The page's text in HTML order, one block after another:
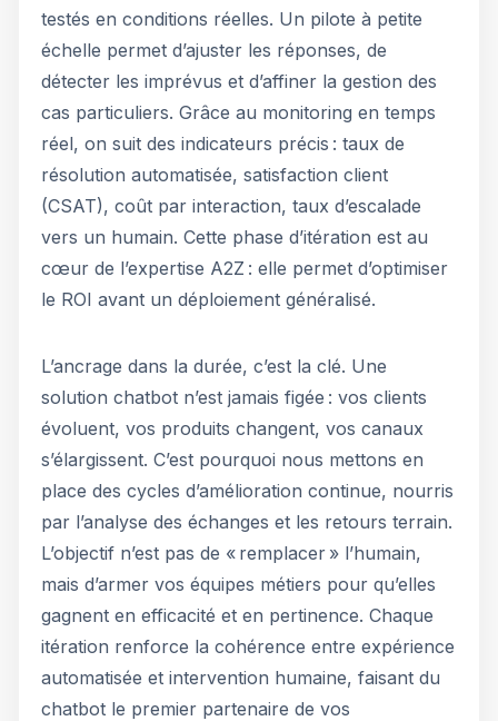
testés en conditions réelles. Un pilote à petite
échelle permet d’ajuster les réponses, de
détecter les imprévus et d’affiner la gestion des
cas particuliers. Grâce au monitoring en temps
réel, on suit des indicateurs précis : taux de
résolution automatisée, satisfaction client
(CSAT), coût par interaction, taux d’escalade
vers un humain. Cette phase d’itération est au
cœur de l’expertise A2Z : elle permet d’optimiser
le ROI avant un déploiement généralisé.
L’ancrage dans la durée, c’est la clé. Une
solution chatbot n’est jamais figée : vos clients
évoluent, vos produits changent, vos canaux
s’élargissent. C’est pourquoi nous mettons en
place des cycles d’amélioration continue, nourris
par l’analyse des échanges et les retours terrain.
L’objectif n’est pas de « remplacer » l’humain,
mais d’armer vos équipes métiers pour qu’elles
gagnent en efficacité et en pertinence. Chaque
itération renforce la cohérence entre expérience
automatisée et intervention humaine, faisant du
chatbot le premier partenaire de vos